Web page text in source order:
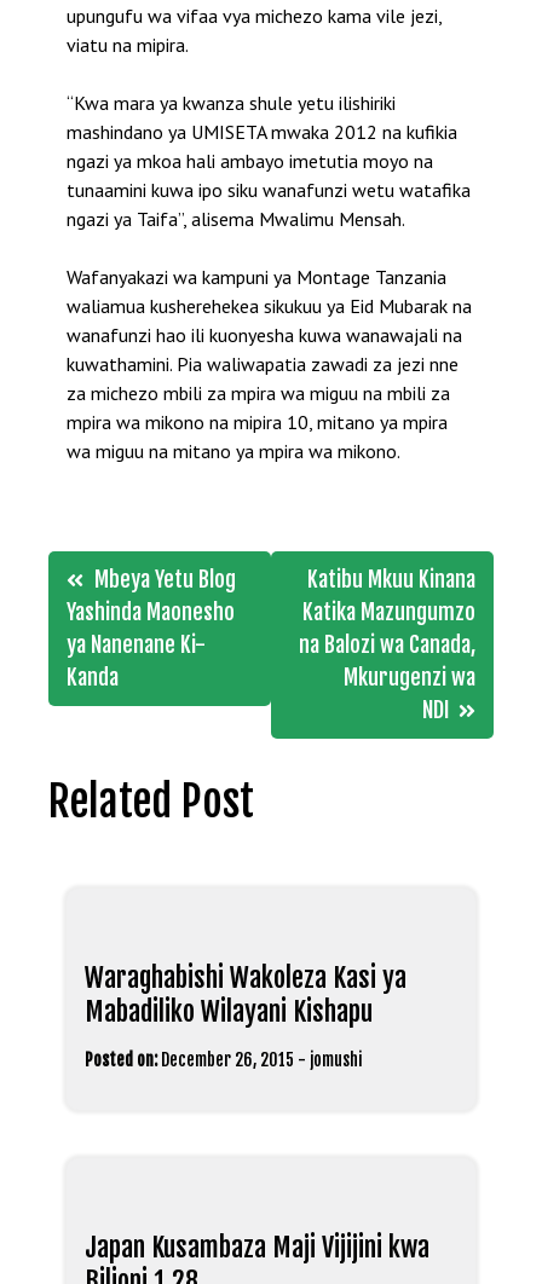
upungufu wa vifaa vya michezo kama vile jezi,
viatu na mipira.
“Kwa mara ya kwanza shule yetu ilishiriki
mashindano ya UMISETA mwaka 2012 na kufikia
ngazi ya mkoa hali ambayo imetutia moyo na
tunaamini kuwa ipo siku wanafunzi wetu watafika
ngazi ya Taifa”, alisema Mwalimu Mensah.
Wafanyakazi wa kampuni ya Montage Tanzania
waliamua kusherehekea sikukuu ya Eid Mubarak na
wanafunzi hao ili kuonyesha kuwa wanawajali na
kuwathamini. Pia waliwapatia zawadi za jezi nne
za michezo mbili za mpira wa miguu na mbili za
mpira wa mikono na mipira 10, mitano ya mpira
wa miguu na mitano ya mpira wa mikono.
Post
navigation
Mbeya Yetu Blog
Yashinda Maonesho
ya Nanenane Ki-
Kanda
Katibu Mkuu Kinana
Katika Mazungumzo
na Balozi wa Canada,
Mkurugenzi wa
NDI
Related Post
Waraghabishi Wakoleza Kasi ya
Mabadiliko Wilayani Kishapu
Posted on: December 26, 2015 - jomushi
Japan Kusambaza Maji Vijijini kwa